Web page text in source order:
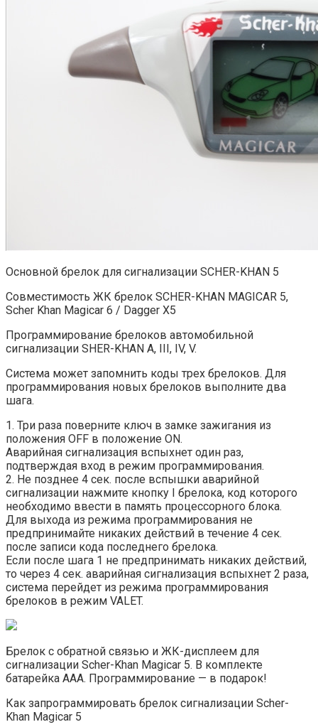
Основной брелок для сигнализации SCHER-KHAN 5
Совместимость ЖК брелок SCHER-KHAN MAGICAR 5,
Scher Khan Magicar 6 / Dagger X5
Программирование брелоков автомобильной
сигнализации SHER-KHAN A, III, IV, V.
Система может запомнить коды трех брелоков. Для
программирования новых брелоков выполните два
шага.
1. Три раза поверните ключ в замке зажигания из
положения OFF в положение ON.
Аварийная сигнализация вспыхнет один раз,
подтверждая вход в режим программирования.
2. Не позднее 4 сек. после вспышки аварийной
сигнализации нажмите кнопку I брелока, код которого
необходимо ввести в память процессорного блока.
Для выхода из режима программирования не
предпринимайте никаких действий в течение 4 сек.
после записи кода последнего брелока.
Если после шага 1 не предпринимать никаких действий,
то через 4 сек. аварийная сигнализация вспыхнет 2 раза,
система перейдет из режима программирования
брелоков в режим VALET.
Брелок с обратной связью и ЖК-дисплеем для
сигнализации Scher-Khan Magicar 5. В комплекте
батарейка ААА. Программирование — в подарок!
Как запрограммировать брелок сигнализации Scher-
Khan Magicar 5